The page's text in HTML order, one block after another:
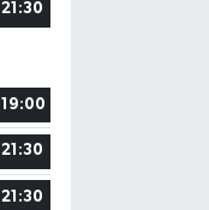
21:30
19:00
21:30
21:30